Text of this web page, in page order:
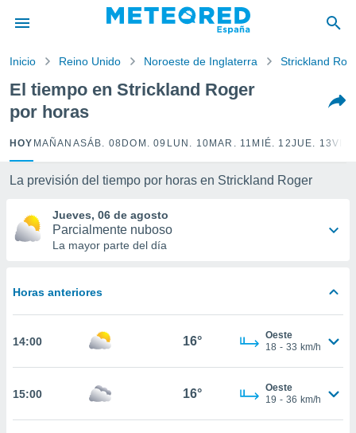
por
para
la
calidad.
a este
las
y
forma
basada
permite
coste.
Inicio Reino Unido Noroeste de Inglaterra Strickland
El tiempo en Strickland Roger
por horas
HOY MAÑANASÁB. 08 DOM. 09 LUN. 10 MAR. 11 MIÉ. 12JUE. 13VIE.
La previsión del tiempo por horas en Strickland Roger
Jueves, 06 de agosto
Parcialmente nuboso
La mayor parte del día
Horas anteriores
14:00 16°
Oeste
18 - 33 km/h
15:00 16°
Oeste
19 - 36 km/h